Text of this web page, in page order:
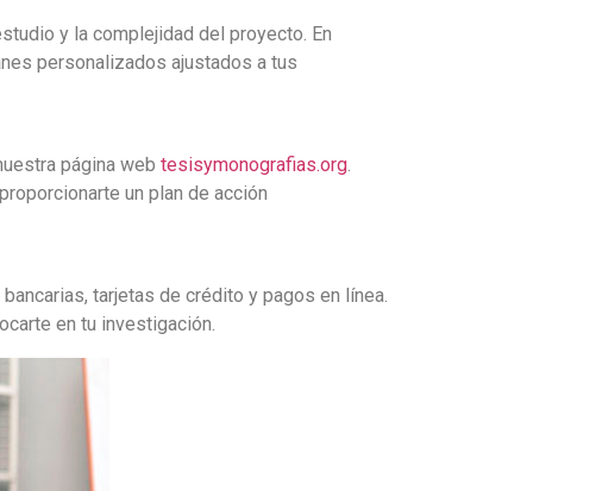
y la complejidad del proyecto. En
personalizados ajustados a tus
página web tesisymonografias.org.
un plan de acción
tarjetas de crédito y pagos en línea.
en tu investigación.